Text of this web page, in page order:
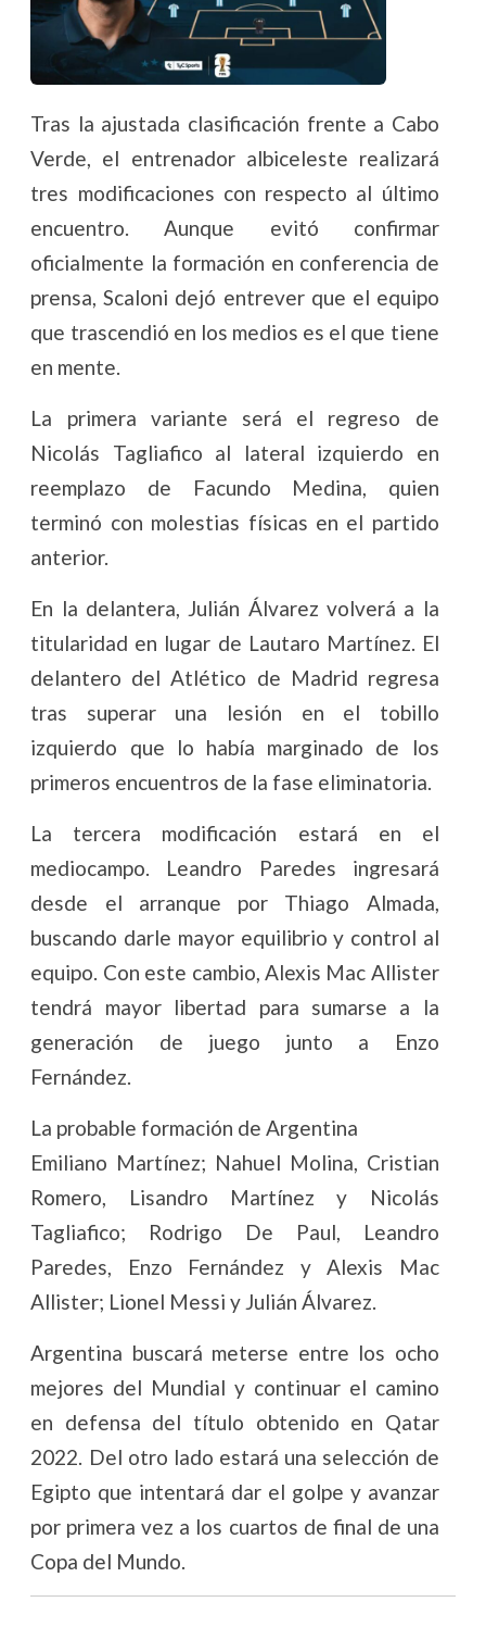
Tras la ajustada clasificación frente a Cabo
Verde, el entrenador albiceleste realizará
tres modificaciones con respecto al último
encuentro. Aunque evitó confirmar
oficialmente la formación en conferencia de
prensa, Scaloni dejó entrever que el equipo
que trascendió en los medios es el que tiene
en mente.
La primera variante será el regreso de
Nicolás Tagliafico al lateral izquierdo en
reemplazo de Facundo Medina, quien
terminó con molestias físicas en el partido
anterior.
En la delantera, Julián Álvarez volverá a la
titularidad en lugar de Lautaro Martínez. El
delantero del Atlético de Madrid regresa
tras superar una lesión en el tobillo
izquierdo que lo había marginado de los
primeros encuentros de la fase eliminatoria.
La tercera modificación estará en el
mediocampo. Leandro Paredes ingresará
desde el arranque por Thiago Almada,
buscando darle mayor equilibrio y control al
equipo. Con este cambio, Alexis Mac Allister
tendrá mayor libertad para sumarse a la
generación de juego junto a Enzo
Fernández.
La probable formación de Argentina
Emiliano Martínez; Nahuel Molina, Cristian
Romero, Lisandro Martínez y Nicolás
Tagliafico; Rodrigo De Paul, Leandro
Paredes, Enzo Fernández y Alexis Mac
Allister; Lionel Messi y Julián Álvarez.
Argentina buscará meterse entre los ocho
mejores del Mundial y continuar el camino
en defensa del título obtenido en Qatar
2022. Del otro lado estará una selección de
Egipto que intentará dar el golpe y avanzar
por primera vez a los cuartos de final de una
Copa del Mundo.